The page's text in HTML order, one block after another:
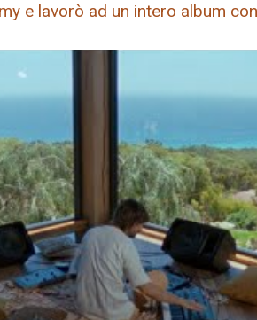
e lavorò ad un intero album